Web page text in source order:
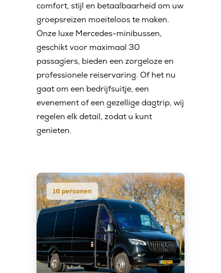
comfort, stijl en betaalbaarheid om uw
groepsreizen moeiteloos te maken.
Onze luxe Mercedes-minibussen,
geschikt voor maximaal 30
passagiers, bieden een zorgeloze en
professionele reiservaring. Of het nu
gaat om een bedrijfsuitje, een
evenement of een gezellige dagtrip, wij
regelen elk detail, zodat u kunt
genieten.
16 personen